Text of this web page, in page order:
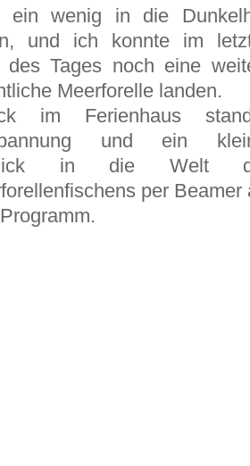
ein wenig in die
und ich konnte im
des Tages noch eine
Meerforelle landen.
im Ferienhaus
und ein
in die Welt
per Beamer